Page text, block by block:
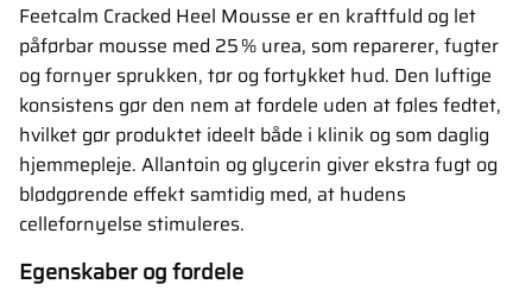
Feetcalm Cracked Heel Mousse er en kraftfuld og let
påførbar mousse med 25 % urea, som reparerer, fugter
og fornyer sprukken, tør og fortykket hud. Den luftige
konsistens gør den nem at fordele uden at føles fedtet,
hvilket gør produktet ideelt både i klinik og som daglig
hjemmepleje. Allantoin og glycerin giver ekstra fugt og
blødgørende effekt samtidig med, at hudens
cellefornyelse stimuleres.
Egenskaber og fordele